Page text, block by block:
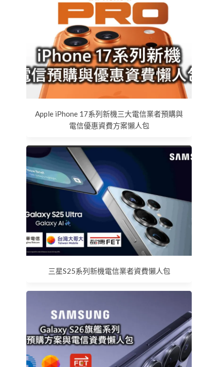
Apple iPhone 17系列新機三大電信業者預購與
電信優惠資費方案懶人包
三星S25系列新機電信業者資費懶人包